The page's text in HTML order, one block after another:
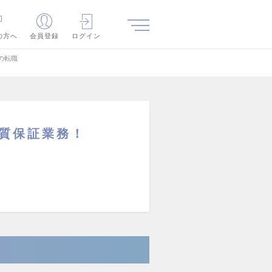
方へ 会員登録 ログイン
転職
保証業務！